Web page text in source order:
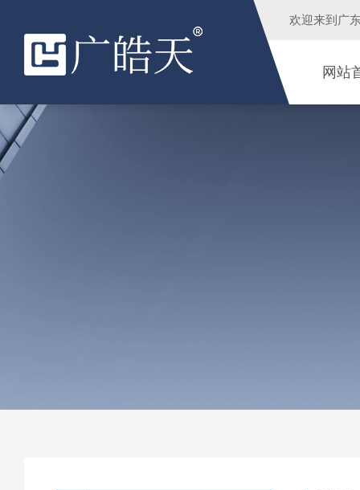
欢迎来到 广
网站